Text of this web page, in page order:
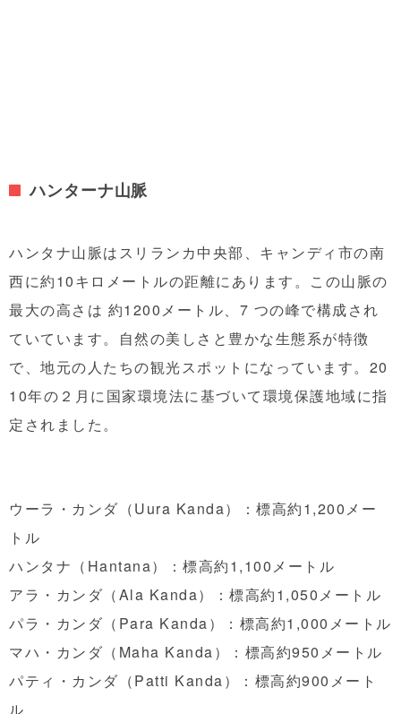
ハンターナ山脈
ハンタナ山脈はスリランカ中央部、キャンディ市の南
西に約10キロメートルの距離にあります。この山脈の
最大の高さは 約1200メートル、7 つの峰で構成され
ていています。自然の美しさと豊かな生態系が特徴
で、地元の人たちの観光スポットになっています。20
10年の２月に国家環境法に基づいて環境保護地域に指
定されました。
ウーラ・カンダ（Uura Kanda）：標高約1,200メー
トル
ハンタナ（Hantana）：標高約1,100メートル
アラ・カンダ（Ala Kanda）：標高約1,050メートル
パラ・カンダ（Para Kanda）：標高約1,000メートル
マハ・カンダ（Maha Kanda）：標高約950メートル
パティ・カンダ（Patti Kanda）：標高約900メート
ル